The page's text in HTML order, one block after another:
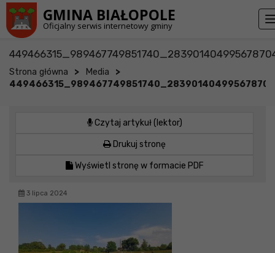
GMINA BIAŁOPOLE
Oficjalny serwis internetowy gminy
Strona główna > Media >
Czytaj artykuł (lektor)
Drukuj stronę
Wyświetl stronę w formacie PDF
3 lipca 2024